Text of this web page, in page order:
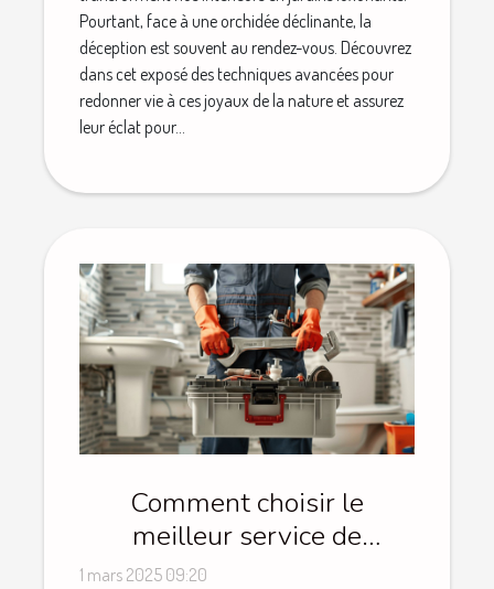
Pourtant, face à une orchidée déclinante, la
déception est souvent au rendez-vous. Découvrez
dans cet exposé des techniques avancées pour
redonner vie à ces joyaux de la nature et assurez
leur éclat pour...
Comment choisir le
meilleur service de
plomberie d'urgence
1 mars 2025 09:20